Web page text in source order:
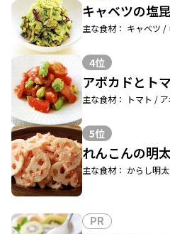
キャベツの塩
主な食材： キャベツ /
4位
アボカドとト
主な食材： トマト /
5位
れんこんの明
主な食材： からし明
PR